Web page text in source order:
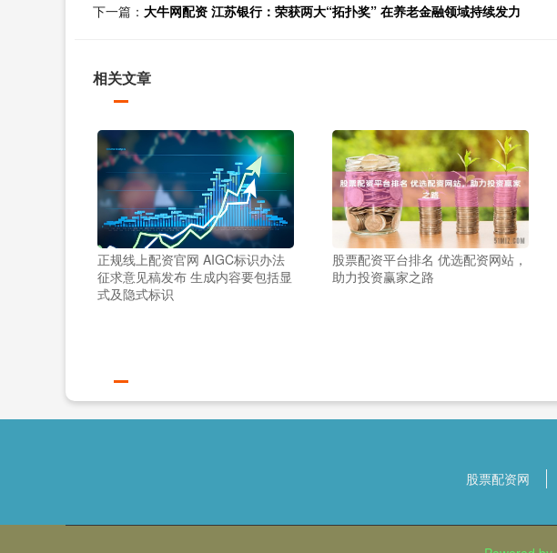
下一篇： 大牛网配资 江苏银行：荣获两大“拓扑奖” 在养老金融领域持续发力
相关文章
正规线上配资官网 AIGC标识办法
征求意见稿发布 生成内容要包括显
式及隐式标识
股票配资平台排名 优选配资网站，
助力投资赢家之路
股票配资网